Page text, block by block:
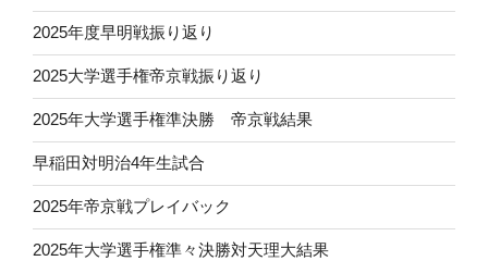
2025年度早明戦振り返り
2025大学選手権帝京戦振り返り
2025年大学選手権準決勝 帝京戦結果
早稲田対明治4年生試合
2025年帝京戦プレイバック
2025年大学選手権準々決勝対天理大結果